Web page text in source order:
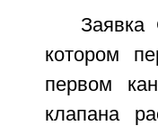
котором
первом
клапана